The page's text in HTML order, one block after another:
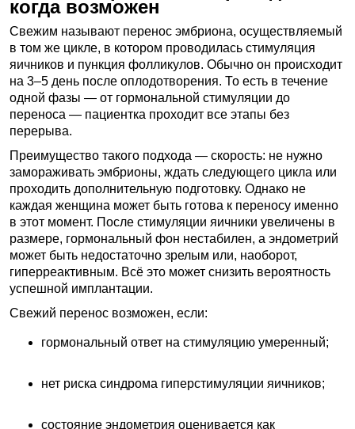
когда возможен
Свежим называют перенос эмбриона, осуществляемый
в том же цикле, в котором проводилась стимуляция
яичников и пункция фолликулов. Обычно он происходит
на 3–5 день после оплодотворения. То есть в течение
одной фазы — от гормональной стимуляции до
переноса — пациентка проходит все этапы без
перерыва.
Преимущество такого подхода — скорость: не нужно
замораживать эмбрионы, ждать следующего цикла или
проходить дополнительную подготовку. Однако не
каждая женщина может быть готова к переносу именно
в этот момент. После стимуляции яичники увеличены в
размере, гормональный фон нестабилен, а эндометрий
может быть недостаточно зрелым или, наоборот,
гиперреактивным. Всё это может снизить вероятность
успешной имплантации.
Свежий перенос возможен, если:
гормональный ответ на стимуляцию умеренный;
нет риска синдрома гиперстимуляции яичников;
состояние эндометрия оценивается как